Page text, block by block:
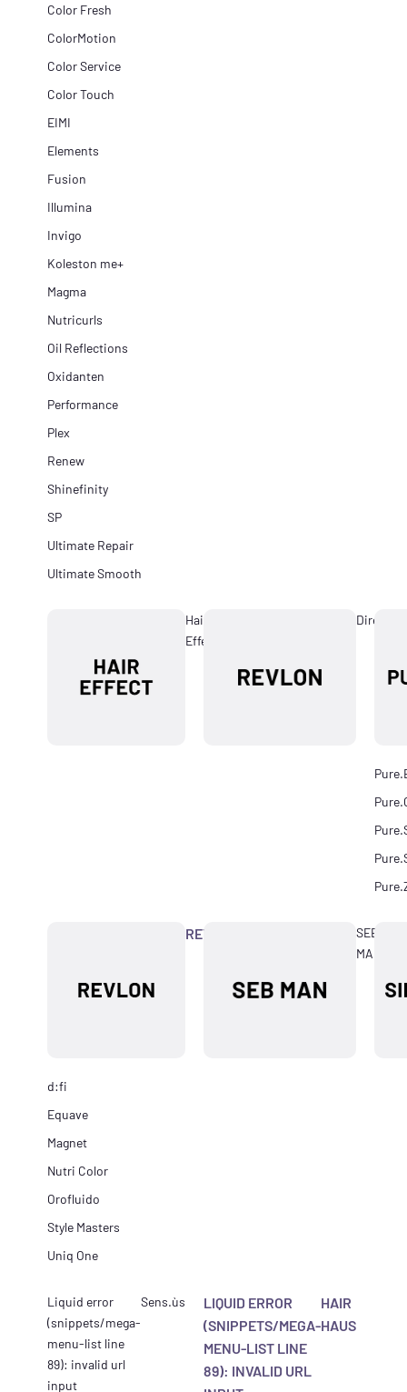
Color Fresh
ColorMotion
Color Service
Color Touch
EIMI
Elements
Fusion
Illumina
Invigo
Koleston me+
Magma
Nutricurls
Oil Reflections
Oxidanten
Performance
Plex
Renew
Shinefinity
SP
Ultimate Repair
Ultimate Smooth
Hair
Effect
REVLON
d:fi
Equave
Magnet
Nutri Color
Orofluido
Style Masters
Uniq One
SEB
MAN
Liquid error
(snippets/mega-
menu-list line
89): invalid url
input
Sens.ùs
LIQUID ERROR
(SNIPPETS/MEGA-
MENU-LIST LINE
89): INVALID URL
HAIR
HAUS